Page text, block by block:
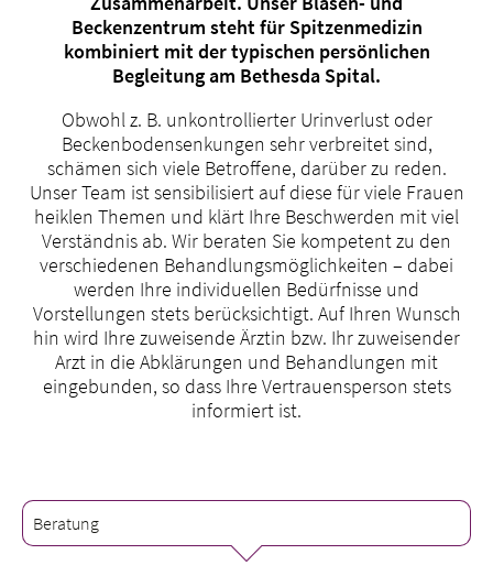
Beckenzentrum steht für Spitzenmedizin
kombiniert mit der typischen persönlichen
Begleitung am Bethesda Spital.
Obwohl z. B. unkontrollierter Urinverlust oder
Beckenbodensenkungen sehr verbreitet sind,
schämen sich viele Betroffene, darüber zu reden.
Unser Team ist sensibilisiert auf diese für viele Frauen
heiklen Themen und klärt Ihre Beschwerden mit viel
Verständnis ab. Wir beraten Sie kompetent zu den
verschiedenen Behandlungsmöglichkeiten – dabei
werden Ihre individuellen Bedürfnisse und
Vorstellungen stets berücksichtigt. Auf Ihren Wunsch
hin wird Ihre zuweisende Ärztin bzw. Ihr zuweisender
Arzt in die Abklärungen und Behandlungen mit
eingebunden, so dass Ihre Vertrauensperson stets
informiert ist.
Beratung